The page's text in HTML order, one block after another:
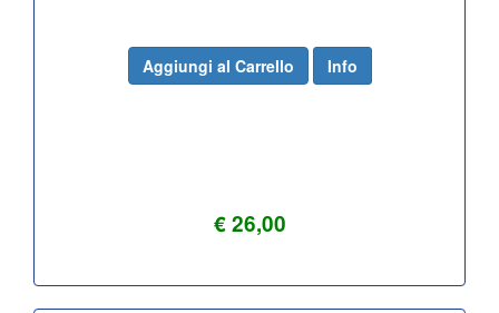
€ 26,00
Aggiungi al Carrello Info